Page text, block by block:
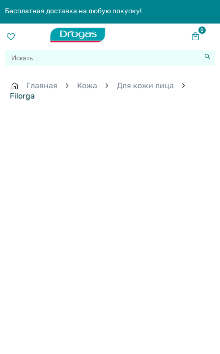
Бесплатная доставка на любую покупку!
0
Главная Кожа
Для кожи лица
Filorga